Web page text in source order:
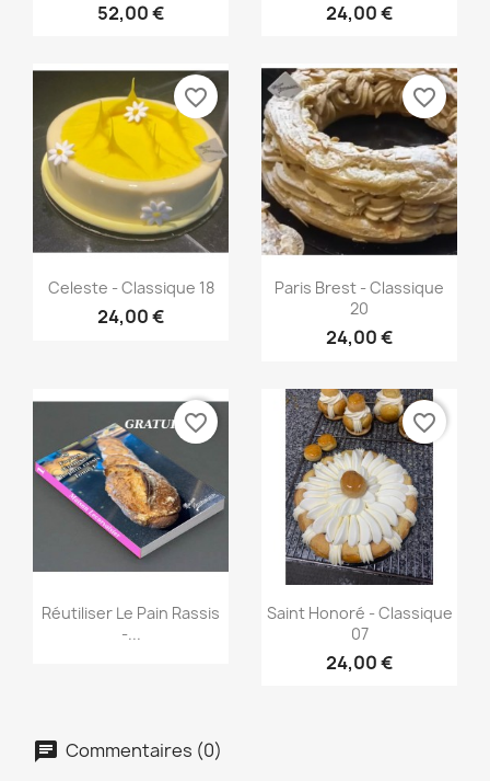
52,00 € 24,00 €
Aperçu rapide
Celeste - Classique 18
24,00 €
favorite_border
 Aperçu rapide
Paris Brest - Classique
20
24,00 €
favorite_border
Aperçu rapide
Réutiliser Le Pain Rassis
-...
favorite_border
Aperçu rapide
Saint Honoré - Classique
07
24,00 €
favorite_border
Commentaires (0)